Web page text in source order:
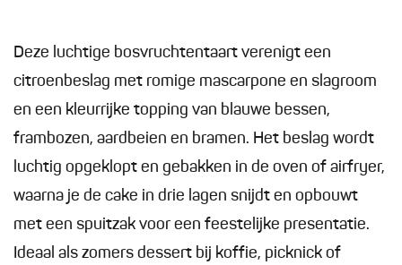
Deze luchtige bosvruchtentaart verenigt een
citroenbeslag met romige mascarpone en slagroom
en een kleurrijke topping van blauwe bessen,
frambozen, aardbeien en bramen. Het beslag wordt
luchtig opgeklopt en gebakken in de oven of airfryer,
waarna je de cake in drie lagen snijdt en opbouwt
met een spuitzak voor een feestelijke presentatie.
Ideaal als zomers dessert bij koffie, picknick of